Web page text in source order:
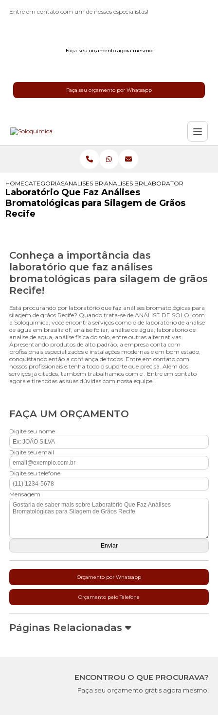
Entre em contato com um de nossos especialistas!
Faça seu orçamento agora mesmo
Faça seu orçamento por Whatsapp
HOMECATEGORIASANALISES BROMATOLOGICAS
ANALISES BROMATOLOGICAS PARA
LABORATORIO QUE
Laboratório Que Faz Análises
Bromatológicas para Silagem de Grãos
Recife
Conheça a importância das
laboratório que faz análises
bromatológicas para silagem de grãos
Recife!
Está procurando por laboratório que faz análises bromatológicas para
silagem de grãos Recife? Quando trata-se de ANÁLISE DE SOLO, com
a Soloquímica, você encontra serviços como o de laboratório de análise
de água em brasília df, análise foliar, análise de água, laboratorio de
analise de agua, análise física do solo, entre outras alternativas.
Apresentando produtos de alto padrão, a empresa conta com
profissionais especializados e instalações modernas e em bom estado,
conquistando então a confiança de todos. Entre em contato com
nossos profissionais e tenha todo o suporte que precisa. Além dos
serviços já citados, também trabalhamos com e . Entre em contato
agora e tire todas as suas dúvidas com nossa equipe.
FAÇA UM ORÇAMENTO
Digite seu nome
Digite seu email
Digite seu telefone
Mensagem
Orçamento por Whatsapp
Orçamento pelo Telefone
Páginas Relacionadas
ENCONTROU O QUE PROCURAVA?
Faça seu orçamento grátis agora mesmo!